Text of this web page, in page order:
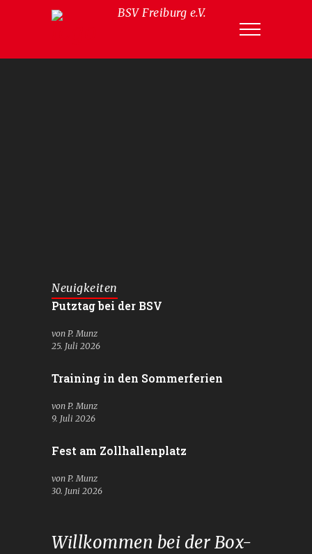
BSV Freiburg e.V.
Neuigkeiten
Putztag bei der BSV
von P. Munz
25. Juli 2026
Training in den Sommerferien
von P. Munz
9. Juli 2026
Fest am Zollhallenplatz
von P. Munz
30. Juni 2026
Willkommen bei der Box-